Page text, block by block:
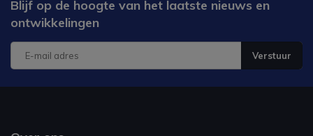
Blijf op de hoogte van het laatste nieuws en
ontwikkelingen
Verstuur